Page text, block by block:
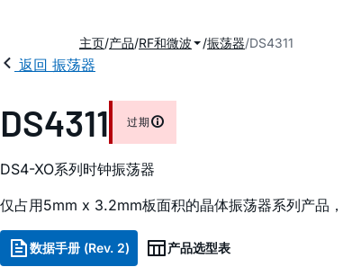
主页 产品 RF和微波 振荡器 DS4311
返回 振荡器
DS4311 过期
DS4-XO系列时钟振荡器
仅占用5mm x 3.2mm板面积的晶体振荡器系列产品
数据手册 (Rev. 2) 产品选型表